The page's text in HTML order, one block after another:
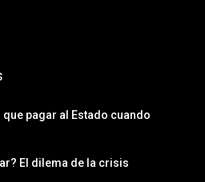
pagar al Estado cuando
El dilema de la crisis